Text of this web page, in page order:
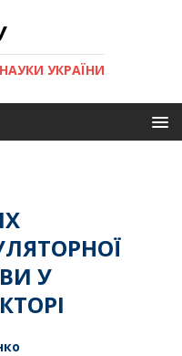
УКРАЇНИ
У